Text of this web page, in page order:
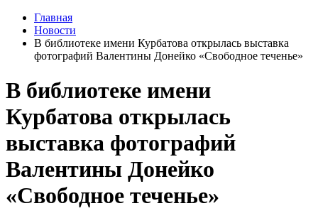
Главная
Новости
В библиотеке имени Курбатова открылась выставка
фотографий Валентины Донейко «Свободное теченье»
В библиотеке имени
Курбатова открылась
выставка фотографий
Валентины Донейко
«Свободное теченье»